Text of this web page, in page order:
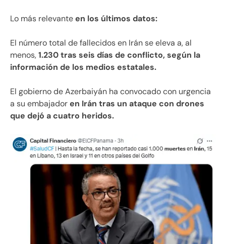
Lo más relevanteen los últimos datos:
El número total de fallecidos en Irán se eleva a, al
menos,1.230 tras seis días de conflicto, según la
información de los medios estatales.
El gobierno de Azerbaiyán ha convocado con urgencia
a su embajadoren Irán tras un ataque con drones
que dejó a cuatro heridos.